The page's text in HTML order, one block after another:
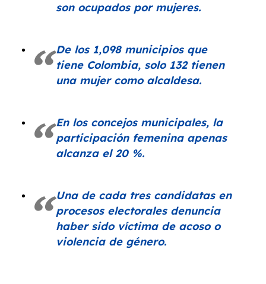
son ocupados por mujeres.
De los 1,098 municipios que
tiene Colombia, solo 132 tienen
una mujer como alcaldesa.
En los concejos municipales, la
participación femenina apenas
alcanza el 20 %.
Una de cada tres candidatas en
procesos electorales denuncia
haber sido víctima de acoso o
violencia de género.